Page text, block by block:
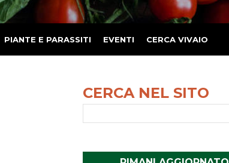
PIANTE E PARASSITI EVENTI CERCA VIVAIO
CERCA NEL SITO